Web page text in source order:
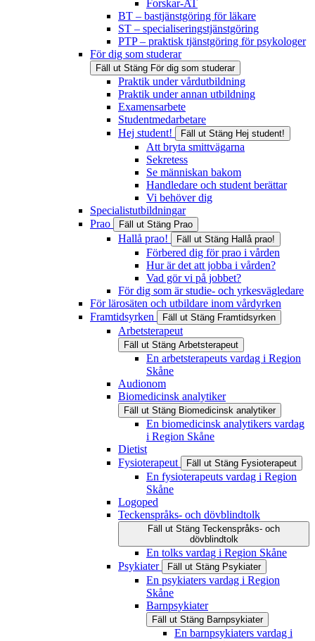
Forskar-AT
BT – bastjänstgöring för läkare
ST – specialiseringstjänstgöring
PTP – praktisk tjänstgöring för psykologer
För dig som studerar
Fäll ut Stäng För dig som studerar
Praktik under vårdutbildning
Praktik under annan utbildning
Examensarbete
Studentmedarbetare
Hej student!
Fäll ut Stäng Hej student!
Att bryta smittvägarna
Sekretess
Se människan bakom
Handledare och student berättar
Vi behöver dig
Specialistutbildningar
Prao
Fäll ut Stäng Prao
Hallå prao! Fäll ut Stäng Hallå prao!
Förbered dig för prao i vården
Hur är det att jobba i vården?
Vad gör vi på jobbet?
För dig som är studie- och yrkesvägledare
För lärosäten och utbildare inom vårdyrken
Framtidsyrken
Fäll ut Stäng Framtidsyrken
Arbetsterapeut
Fäll ut Stäng Arbetsterapeut
En arbetsterapeuts vardag i Region
Skåne
Audionom
Biomedicinsk analytiker
Fäll ut Stäng Biomedicinsk analytiker
En biomedicinsk analytikers vardag
i Region Skåne
Dietist
Fysioterapeut
Fäll ut Stäng Fysioterapeut
En fysioterapeuts vardag i Region
Skåne
Logoped
Teckenspråks- och dövblindtolk
Fäll ut Stäng Teckenspråks- och
dövblindtolk
En tolks vardag i Region Skåne
Psykiater
Fäll ut Stäng Psykiater
En psykiaters vardag i Region
Skåne
Barnpsykiater
Fäll ut Stäng Barnpsykiater
En barnpsykiaters vardag i